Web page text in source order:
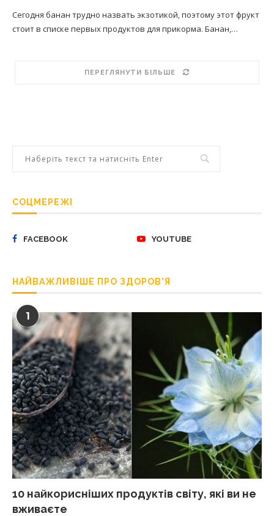
Сегодня банан трудно назвать экзотикой, поэтому этот фрукт
стоит в списке первых продуктов для прикорма. Банан,…
ПЕРЕГЛЯНУТИ БІЛЬШЕ
СОЦМЕРЕЖІ
FACEBOOK YOUTUBE
НАЙВАЖЛИВІШЕ ПРО ЗДОРОВ’Я
1
10 найкорисніших продуктів світу, які ви не
вживаєте